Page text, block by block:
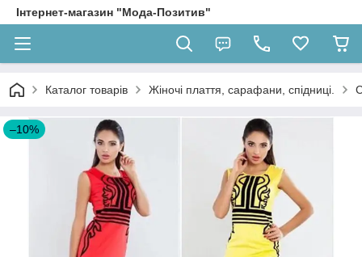
Інтернет-магазин "Мода-Позитив"
Каталог товарів Жіночі плаття, сарафани, спідниці.
–10%